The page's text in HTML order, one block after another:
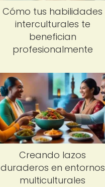
Cómo tus habilidades
interculturales te
benefician
profesionalmente
Creando lazos
duraderos en entornos
multiculturales